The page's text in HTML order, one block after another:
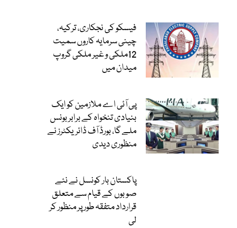
فیسکو کی نجکاری، ترکیہ،
چینی سرمایہ کاروں سمیت
12ملکی و غیر ملکی گروپ
میدان میں
پی آئی اے ملازمین کو ایک
بنیادی تنخواہ کے برابر بونس
ملے گا، بورڈ آف ڈائریکٹرز نے
منظوری دیدی
پاکستان بار کونسل نے نئے
صوبوں کے قیام سے متعلق
قرارداد متفقہ طور پر منظور کر
لی